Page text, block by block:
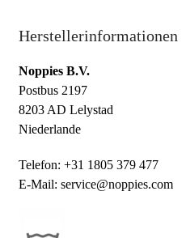
Herstellerinformationen
Noppies B.V.
Postbus 2197
8203 AD Lelystad
Niederlande
Telefon: +31 1805 379 477
E-Mail: service@noppies.com